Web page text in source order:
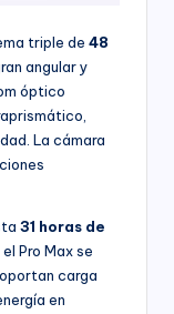
triple de 48
angular y
óptico
La cámara
31 horas de
el Pro Max se
carga
en